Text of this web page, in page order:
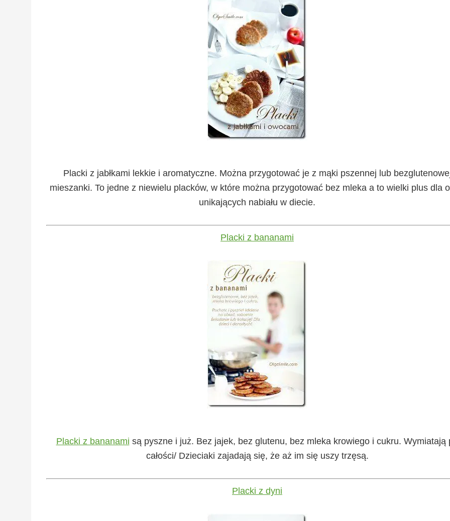
Placki z jabłkami lekkie i aromatyczne. Można przygotować je z mąki pszennej lub
mieszanki. To jedne z niewielu placków, w które można przygotować bez mleka a to wielki plus dla
unikających nabiału w diecie.
Placki z bananami
Placki z bananami są pyszne i już. Bez jajek, bez glutenu, bez mleka krowiego i cukru. Wymiatają
całości/ Dzieciaki zajadają się, że aż im się uszy trzęsą.
Placki z dyni